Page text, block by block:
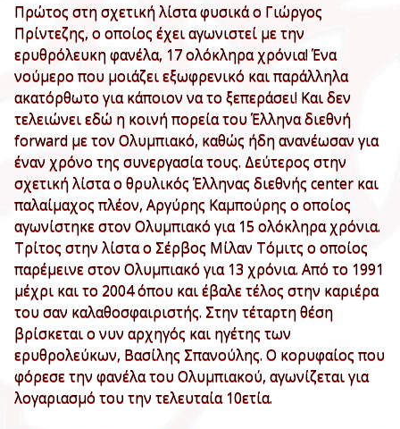
Πρώτος στη σχετική λίστα φυσικά ο Γιώργος
Πρίντεζης, ο οποίος έχει αγωνιστεί με την
ερυθρόλευκη φανέλα, 17 ολόκληρα χρόνια! Ένα
νούμερο που μοιάζει εξωφρενικό και παράλληλα
ακατόρθωτο για κάποιον να το ξεπεράσει! Και δεν
τελειώνει εδώ η κοινή πορεία του Έλληνα διεθνή
forward με τον Ολυμπιακό, καθώς ήδη ανανέωσαν για
έναν χρόνο της συνεργασία τους. Δεύτερος στην
σχετική λίστα ο θρυλικός Έλληνας διεθνής center και
παλαίμαχος πλέον, Αργύρης Καμπούρης ο οποίος
αγωνίστηκε στον Ολυμπιακό για 15 ολόκληρα χρόνια.
Τρίτος στην λίστα ο Σέρβος Μίλαν Τόμιτς ο οποίος
παρέμεινε στον Ολυμπιακό για 13 χρόνια. Από το 1991
μέχρι και το 2004 όπου και έβαλε τέλος στην καριέρα
του σαν καλαθοσφαιριστής. Στην τέταρτη θέση
βρίσκεται ο νυν αρχηγός και ηγέτης των
ερυθρολεύκων, Βασίλης Σπανούλης. Ο κορυφαίος που
φόρεσε την φανέλα του Ολυμπιακού, αγωνίζεται για
λογαριασμό του την τελευταία 10ετία.